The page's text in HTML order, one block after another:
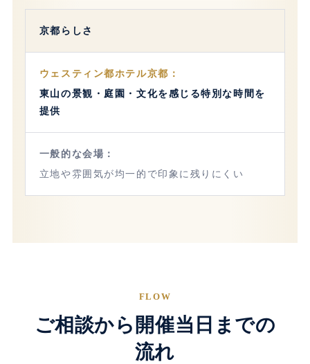
京都らしさ
東山の景観・庭園・文化を感じる特別な時間を
提供
立地や雰囲気が均一的で印象に残りにくい
FLOW
ご相談から開催当日までの
流れ